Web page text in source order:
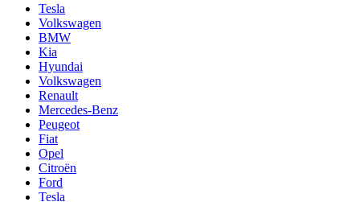
Tesla
Volkswagen
BMW
Kia
Hyundai
Volkswagen
Renault
Mercedes-Benz
Peugeot
Fiat
Opel
Citroën
Ford
Tesla